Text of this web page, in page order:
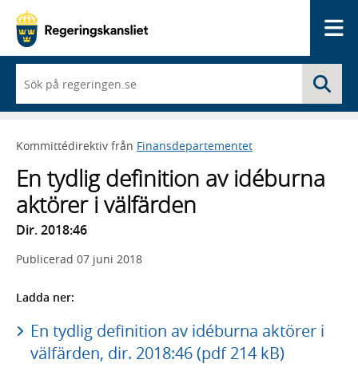
du
börjar
skriva
framträder
lista
med
sökförslag
Kommittédirektiv från Finansdepartementet
En tydlig definition av idéburna
aktörer i välfärden
Dir. 2018:46
Publicerad 07 juni 2018
Ladda ner:
En tydlig definition av idéburna aktörer i
välfärden, dir. 2018:46 (pdf 214 kB)